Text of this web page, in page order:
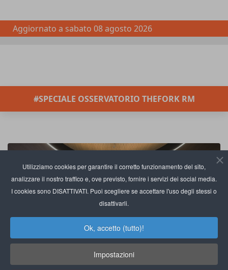
Utilizziamo cookies per garantire il corretto funzionamento del sito,
analizzare il nostro traffico e, ove previsto, fornire i servizi dei social media.
I cookies sono DISATTIVATI. Puoi scegliere se accettare l'uso degli stessi o
disattivarli.
Ok, accetto (tutto)!
Impostazioni
Aggiornato a sabato 08 agosto 2026
#SPECIALE OSSERVATORIO THEFORK RM